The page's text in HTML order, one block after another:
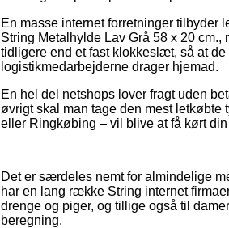
En masse internet forretninger tilbyder
String Metalhylde Lav Grå 58 x 20
tidligere end et fast klokkeslæt, så at
logistikmedarbejderne drager hjemad.
En hel del netshops lover fragt uden
øvrigt skal man tage den mest
eller Ringkøbing – vil blive at få kørt
Det er særdeles nemt for almindelige
har en lang række String internet
drenge og piger, og tillige også til
beregning.